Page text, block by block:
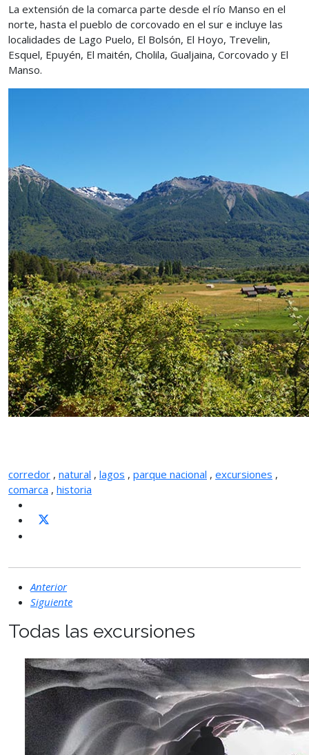
La extensión de la comarca parte desde el río Manso en el
norte, hasta el pueblo de corcovado en el sur e incluye las
localidades de Lago Puelo, El Bolsón, El Hoyo, Trevelin,
Esquel, Epuyén, El maitén, Cholila, Gualjaina, Corcovado y El
Manso.
corredor , natural , lagos , parque nacional , excursiones ,
comarca , historia
Anterior
Siguiente
Todas las excursiones